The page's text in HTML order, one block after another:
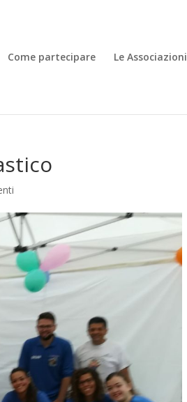
Come partecipare Le Associazioni